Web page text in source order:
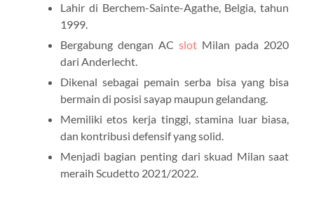
Lahir di Berchem-Sainte-Agathe, Belgia, tahun
1999.
Bergabung dengan AC slot Milan pada 2020
dari Anderlecht.
Dikenal sebagai pemain serba bisa yang bisa
bermain di posisi sayap maupun gelandang.
Memiliki etos kerja tinggi, stamina luar biasa,
dan kontribusi defensif yang solid.
Menjadi bagian penting dari skuad Milan saat
meraih Scudetto 2021/2022.